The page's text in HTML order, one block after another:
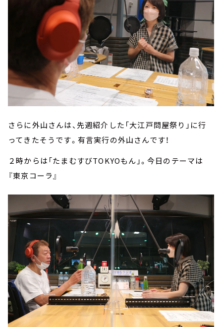
さらに外山さんは、先週紹介した「大江戸問屋祭り」に行
ってきたそうです。有言実行の外山さんです！
２時からは「たまむすびTOKYOもん」。今日のテーマは
『東京コーラ』